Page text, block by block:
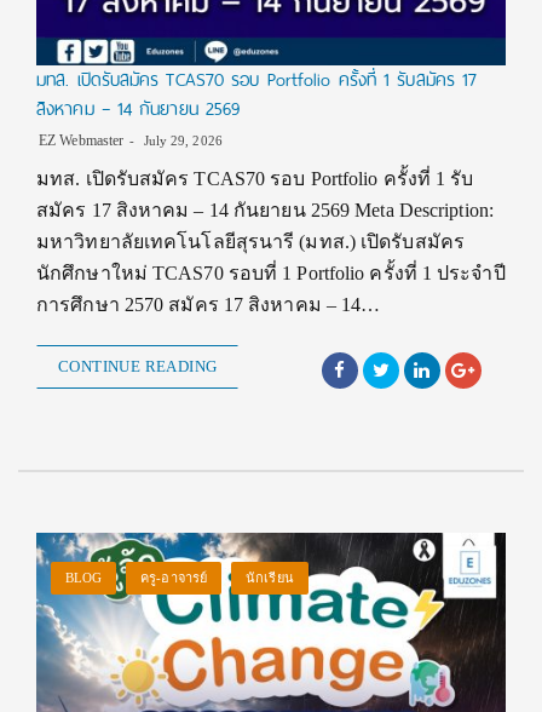
มทส. เปิดรับสมัคร TCAS70 รอบ Portfolio ครั้งที่ 1 รับสมัคร 17
สิงหาคม – 14 กันยายน 2569
EZ Webmaster July 29, 2026
มทส. เปิดรับสมัคร TCAS70 รอบ Portfolio ครั้งที่ 1 รับ
สมัคร 17 สิงหาคม – 14 กันยายน 2569 Meta Description:
มหาวิทยาลัยเทคโนโลยีสุรนารี (มทส.) เปิดรับสมัคร
นักศึกษาใหม่ TCAS70 รอบที่ 1 Portfolio ครั้งที่ 1 ประจำปี
การศึกษา 2570 สมัคร 17 สิงหาคม – 14…
CONTINUE READING
BLOG ครู-อาจารย์ นักเรียน